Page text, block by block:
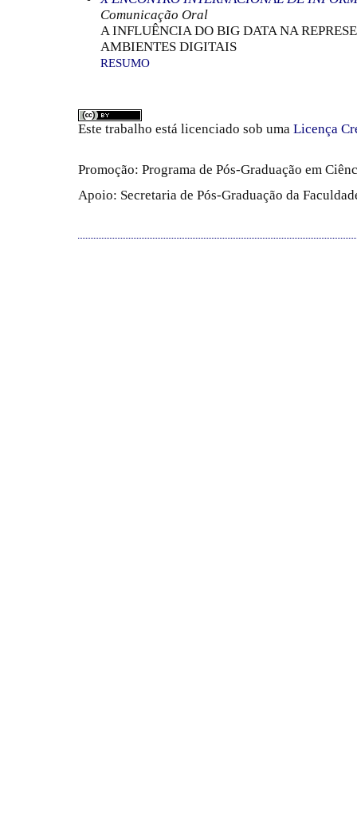
Comunicação Oral
A INFLUÊNCIA DO BIG DATA NA
AMBIENTES DIGITAIS
RESUMO
Este trabalho está licenciado sob uma Licença
Promoção: Programa de Pós-Graduação em
Apoio: Secretaria de Pós-Graduação da